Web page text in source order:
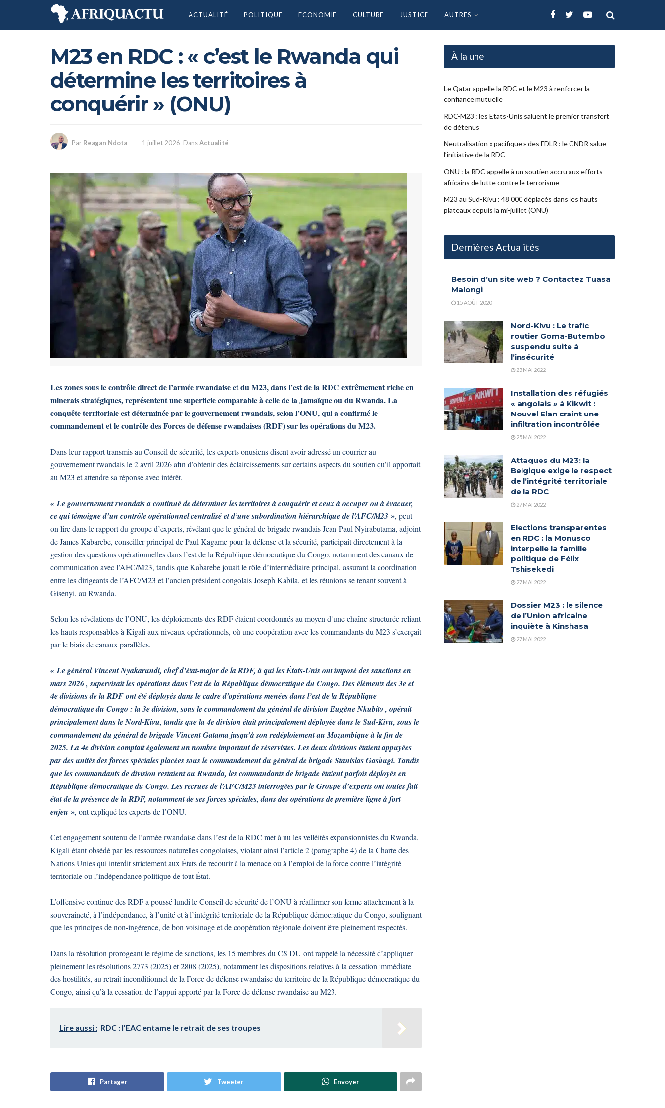
ACTUALITÉ POLITIQUE ECONOMIE CULTURE JUSTICE AUTRES
M23 en RDC : « c’est le Rwanda qui
détermine les territoires à
conquérir » (ONU)
Par Reagan Ndota 1 juillet 2026 DansActualité
Les zones sous le contrôle direct de l’armée rwandaise et du M23, dans l’est de la RDC extrêmement riche en
minerais stratégiques, représentent une superficie comparable à celle de la Jamaïque ou du Rwanda. La
conquête territoriale est déterminée par le gouvernement rwandais, selon l’ONU, qui a confirmé le
commandement et le contrôle des Forces de défense rwandaises (RDF) sur les opérations du M23.
Dans leur rapport transmis au Conseil de sécurité, les experts onusiens disent avoir adressé un courrier au
gouvernement rwandais le 2 avril 2026 afin d’obtenir des éclaircissements sur certains aspects du soutien qu’il apportait
au M23 et attendre sa réponse avec intérêt.
« Le gouvernement rwandais a continué de déterminer les territoires à conquérir et ceux à occuper ou à évacuer,
ce qui témoigne d’un contrôle opérationnel centralisé et d’une subordination hiérarchique de l’AFC/M23 », peut-
on lire dans le rapport du groupe d’experts, révélant que le général de brigade rwandais Jean-Paul Nyirabutama, adjoint
de James Kabarebe, conseiller principal de Paul Kagame pour la défense et la sécurité, participait directement à la
gestion des questions opérationnelles dans l’est de la République démocratique du Congo, notamment des canaux de
communication avec l’AFC/M23, tandis que Kabarebe jouait le rôle d’intermédiaire principal, assurant la coordination
entre les dirigeants de l’AFC/M23 et l’ancien président congolais Joseph Kabila, et les réunions se tenant souvent à
Gisenyi, au Rwanda.
Selon les révélations de l’ONU, les déploiements des RDF étaient coordonnés au moyen d’une chaîne structurée reliant
les hauts responsables à Kigali aux niveaux opérationnels, où une coopération avec les commandants du M23 s’exerçait
par le biais de canaux parallèles.
« Le général Vincent Nyakarundi, chef d’état-major de la RDF, à qui les États-Unis ont imposé des sanctions en
mars 2026 , supervisait les opérations dans l’est de la République démocratique du Congo. Des éléments des 3e et
4e divisions de la RDF ont été déployés dans le cadre d’opérations menées dans l’est de la République
démocratique du Congo : la 3e division, sous le commandement du général de division Eugène Nkubito , opérait
principalement dans le Nord-Kivu, tandis que la 4e division était principalement déployée dans le Sud-Kivu, sous le
commandement du général de brigade Vincent Gatama jusqu’à son redéploiement au Mozambique à la fin de
2025. La 4e division comptait également un nombre important de réservistes. Les deux divisions étaient appuyées
par des unités des forces spéciales placées sous le commandement du général de brigade Stanislas Gashugi. Tandis
que les commandants de division restaient au Rwanda, les commandants de brigade étaient parfois déployés en
République démocratique du Congo. Les recrues de l’AFC/M23 interrogées par le Groupe d’experts ont toutes fait
état de la présence de la RDF, notamment de ses forces spéciales, dans des opérations de première ligne à fort
enjeu », ont expliqué les experts de l’ONU.
Cet engagement soutenu de l’armée rwandaise dans l’est de la RDC met à nu les velléités expansionnistes du Rwanda,
Kigali étant obsédé par les ressources naturelles congolaises, violant ainsi l’article 2 (paragraphe 4) de la Charte des
Nations Unies qui interdit strictement aux États de recourir à la menace ou à l’emploi de la force contre l’intégrité
territoriale ou l’indépendance politique de tout État.
L’offensive continue des RDF a poussé lundi le Conseil de sécurité de l’ONU à réaffirmer son ferme attachement à la
souveraineté, à l’indépendance, à l’unité et à l’intégrité territoriale de la République démocratique du Congo, soulignant
que les principes de non-ingérence, de bon voisinage et de coopération régionale doivent être pleinement respectés.
Dans la résolution prorogeant le régime de sanctions, les 15 membres du CS DU ont rappelé la nécessité d’appliquer
pleinement les résolutions 2773 (2025) et 2808 (2025), notamment les dispositions relatives à la cessation immédiate
des hostilités, au retrait inconditionnel de la Force de défense rwandaise du territoire de la République démocratique du
Congo, ainsi qu’à la cessation de l’appui apporté par la Force de défense rwandaise au M23.
Lire aussi : RDC : l'EAC entame le retrait de ses troupes
Partager Tweeter Envoyer
À la une
Le Qatar appelle la RDC et le M23 à renforcer la
confiance mutuelle
RDC-M23 : les Etats-Unis saluent le premier transfert
de détenus
Neutralisation « pacifique » des FDLR : le CNDR salue
l’initiative de la RDC
ONU : la RDC appelle à un soutien accru aux efforts
africains de lutte contre le terrorisme
M23 au Sud-Kivu : 48 000 déplacés dans les hauts
plateaux depuis la mi-juillet (ONU)
Dernières Actualités
Besoin d’un site web ? Contactez Tuasa
Malongi
15 AOÛT 2020
Nord-Kivu : Le trafic
routier Goma-Butembo
suspendu suite à
l’insécurité
25 MAI 2022
Installation des réfugiés
« angolais » à Kikwit :
Nouvel Elan craint une
infiltration incontrôlée
25 MAI 2022
Attaques du M23: la
Belgique exige le respect
de l’intégrité territoriale
de la RDC
27 MAI 2022
Elections transparentes
en RDC : la Monusco
interpelle la famille
politique de Félix
Tshisekedi
27 MAI 2022
Dossier M23 : le silence
de l’Union africaine
inquiète à Kinshasa
27 MAI 2022